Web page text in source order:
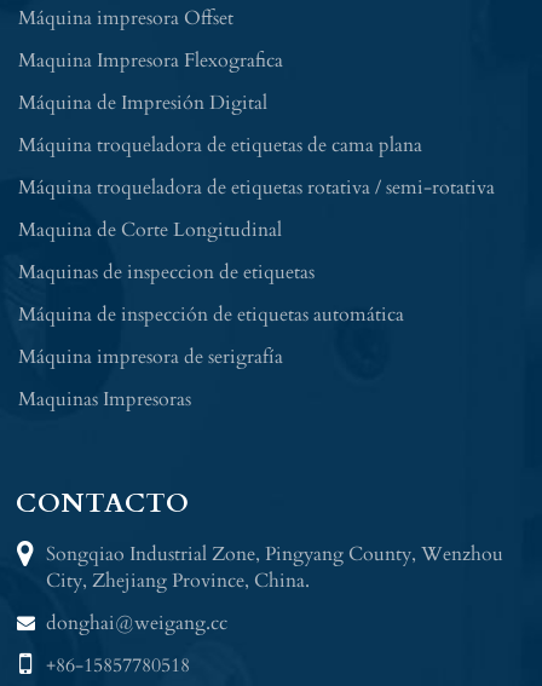
Máquina impresora Offset
Maquina Impresora Flexografica
Máquina de Impresión Digital
Máquina troqueladora de etiquetas de cama plana
Máquina troqueladora de etiquetas rotativa / semi-rotativa
Maquina de Corte Longitudinal
Maquinas de inspeccion de etiquetas
Máquina de inspección de etiquetas automática
Máquina impresora de serigrafía
Maquinas Impresoras
CONTACTO
Songqiao Industrial Zone, Pingyang County, Wenzhou
City, Zhejiang Province, China.
donghai@weigang.cc
+86-15857780518